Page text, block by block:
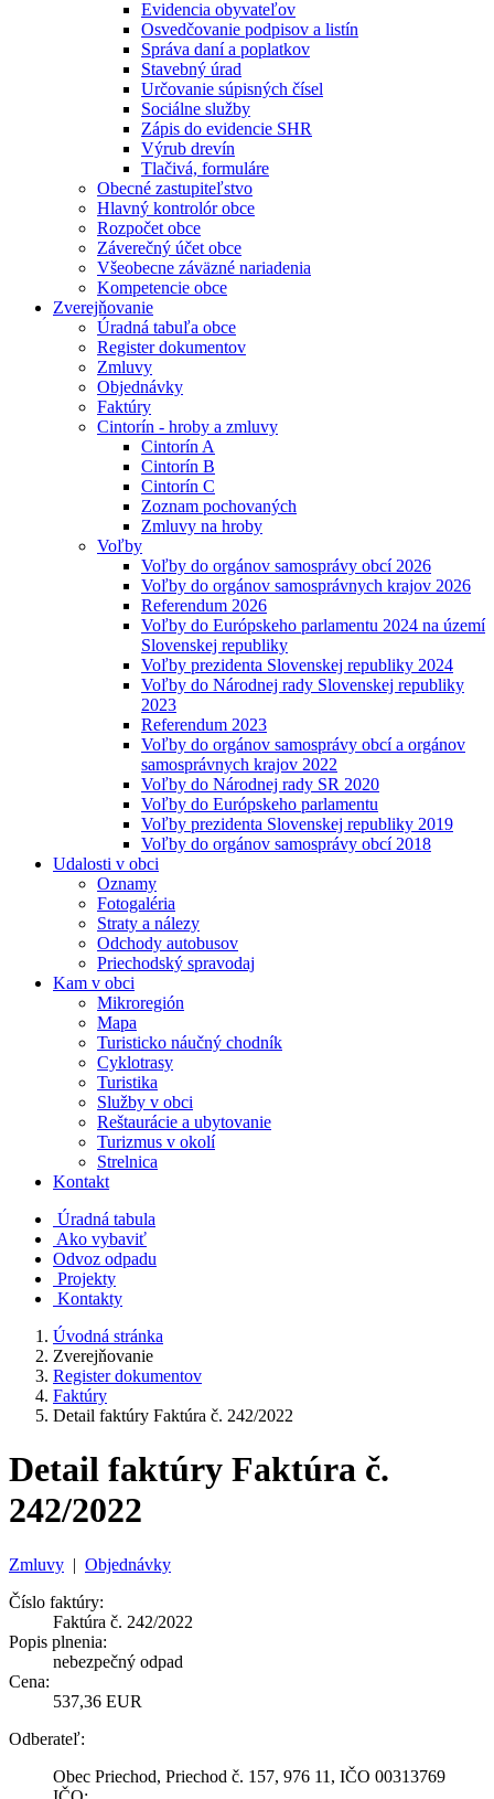
Evidencia obyvateľov
Osvedčovanie podpisov a listín
Správa daní a poplatkov
Stavebný úrad
Určovanie súpisných čísel
Sociálne služby
Zápis do evidencie SHR
Výrub drevín
Tlačivá, formuláre
Obecné zastupiteľstvo
Hlavný kontrolór obce
Rozpočet obce
Záverečný účet obce
Všeobecne záväzné nariadenia
Kompetencie obce
Zverejňovanie
Úradná tabuľa obce
Register dokumentov
Zmluvy
Objednávky
Faktúry
Cintorín - hroby a zmluvy
Cintorín A
Cintorín B
Cintorín C
Zoznam pochovaných
Zmluvy na hroby
Voľby
Voľby do orgánov samosprávy obcí 2026
Voľby do orgánov samosprávnych krajov 2026
Referendum 2026
Voľby do Európskeho parlamentu 2024 na území
Slovenskej republiky
Voľby prezidenta Slovenskej republiky 2024
Voľby do Národnej rady Slovenskej republiky
2023
Referendum 2023
Voľby do orgánov samosprávy obcí a orgánov
samosprávnych krajov 2022
Voľby do Národnej rady SR 2020
Voľby do Európskeho parlamentu
Voľby prezidenta Slovenskej republiky 2019
Voľby do orgánov samosprávy obcí 2018
Udalosti v obci
Oznamy
Fotogaléria
Straty a nálezy
Odchody autobusov
Priechodský spravodaj
Kam v obci
Mikroregión
Mapa
Turisticko náučný chodník
Cyklotrasy
Turistika
Služby v obci
Reštaurácie a ubytovanie
Turizmus v okolí
Strelnica
Kontakt
Úradná tabula
Ako vybaviť
Odvoz odpadu
Projekty
Kontakty
Úvodná stránka
Zverejňovanie
Register dokumentov
Faktúry
Detail faktúry Faktúra č. 242/2022
Detail faktúry Faktúra č.
242/2022
Zmluvy | Objednávky
Číslo faktúry:
Faktúra č. 242/2022
Popis plnenia:
nebezpečný odpad
Cena:
537,36 EUR
Odberateľ:
Obec Priechod, Priechod č. 157, 976 11, IČO 00313769